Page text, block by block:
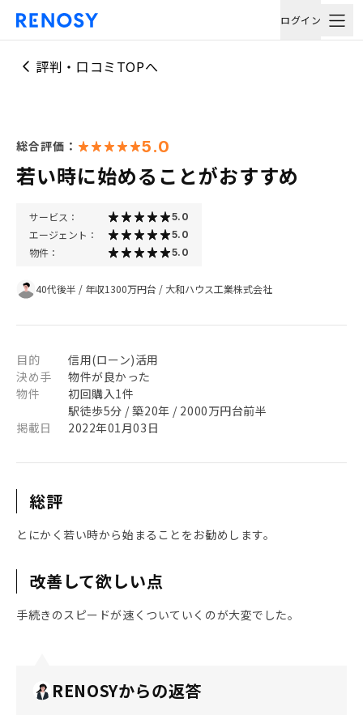
ログイン
評判・口コミTOPへ
総合評価： 5.0
若い時に始めることがおすすめ
サービス： 5.0
エージェント： 5.0
物件： 5.0
40代後半 / 年収1300万円台 / 大和ハウス工業株式会社
目的
信用(ローン)活用
決め手
物件が良かった
物件
初回購入1件
駅徒歩5分 / 築20年 / 2000万円台前半
掲載日
2022年01月03日
総評
とにかく若い時から始まることをお勧めします。
改善して欲しい点
手続きのスピードが速くついていくのが大変でした。
RENOSYからの返答